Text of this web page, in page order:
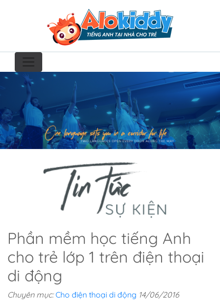
Phần mềm học tiếng Anh
cho trẻ lớp 1 trên điện thoại
di động
Chuyên mục:Cho điện thoại di động 14/06/2016